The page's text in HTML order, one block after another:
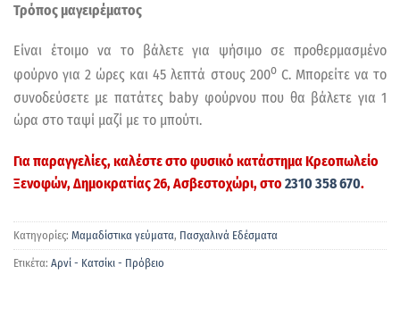
Τρόπος μαγειρέματος
Είναι έτοιμο να το βάλετε για ψήσιμο σε προθερμασμένο
φούρνο για 2 ώρες και 45 λεπτά στους 200οC. Μπορείτε να το
συνοδεύσετε με πατάτες baby φούρνου που θα βάλετε για 1
ώρα στο ταψί μαζί με το μπούτι.
Για παραγγελίες, καλέστε στο φυσικό κατάστημαΚρεοπωλείο
Ξενοφών, Δημοκρατίας 26, Ασβεστοχώρι, στο 2310 358 670.
Κατηγορίες: Μαμαδίστικα γεύματα, Πασχαλινά Εδέσματα
Ετικέτα: Αρνί - Κατσίκι - Πρόβειο